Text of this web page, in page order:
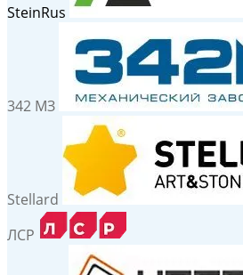
SteinRus
342 МЗ
Stellard
ЛСР